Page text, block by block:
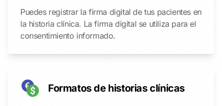
Puedes registrar la firma digital de tus pacientes en
la historia clínica. La firma digital se utiliza para el
consentimiento informado.
Formatos de historias clínicas